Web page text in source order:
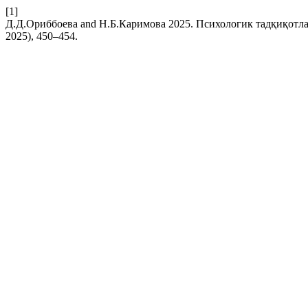
[1]
Д.Д.Ориббоева and Н.Б.Каримова 2025. Психологик
2025), 450–454.